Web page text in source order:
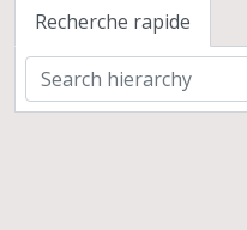
Recherche rapide